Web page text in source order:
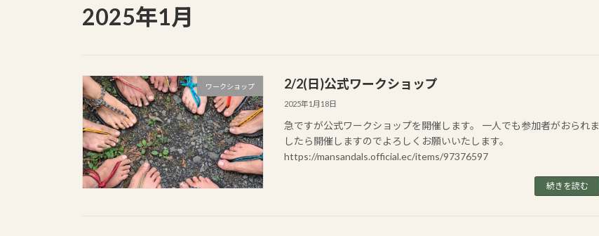
2025年1月
ワークショップ 2/2(日)公式ワークショップ
2025年1月18日
急ですが公式ワークショップを開催します。 一人でも参加者がおられま
したら開催しますのでよろしくお願いいたします。
https://mansandals.official.ec/items/97376597
続きを読む